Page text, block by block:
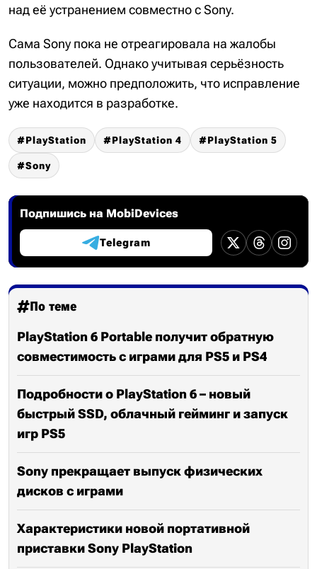
над её устранением совместно с Sony.
Сама Sony пока не отреагировала на жалобы
пользователей. Однако учитывая серьёзность
ситуации, можно предположить, что исправление
уже находится в разработке.
PlayStation PlayStation 4 PlayStation 5
Sony
Подпишись на MobiDevices
Telegram
По теме
PlayStation 6 Portable получит обратную
совместимость с играми для PS5 и PS4
Подробности о PlayStation 6 – новый
быстрый SSD, облачный гейминг и запуск
игр PS5
Sony прекращает выпуск физических
дисков с играми
Характеристики новой портативной
приставки Sony PlayStation